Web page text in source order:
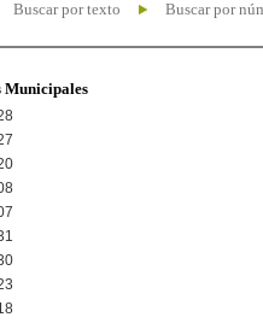
Buscar por texto Buscar por
Municipales